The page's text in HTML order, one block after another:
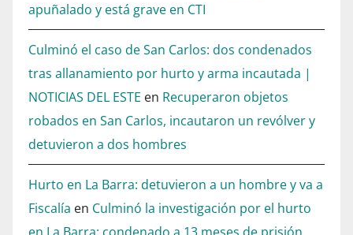
apuñalado y está grave en CTI
Culminó el caso de San Carlos: dos condenados
tras allanamiento por hurto y arma incautada |
NOTICIAS DEL ESTE en Recuperaron objetos
robados en San Carlos, incautaron un revólver y
detuvieron a dos hombres
Hurto en La Barra: detuvieron a un hombre y va a
Fiscalía en Culminó la investigación por el hurto